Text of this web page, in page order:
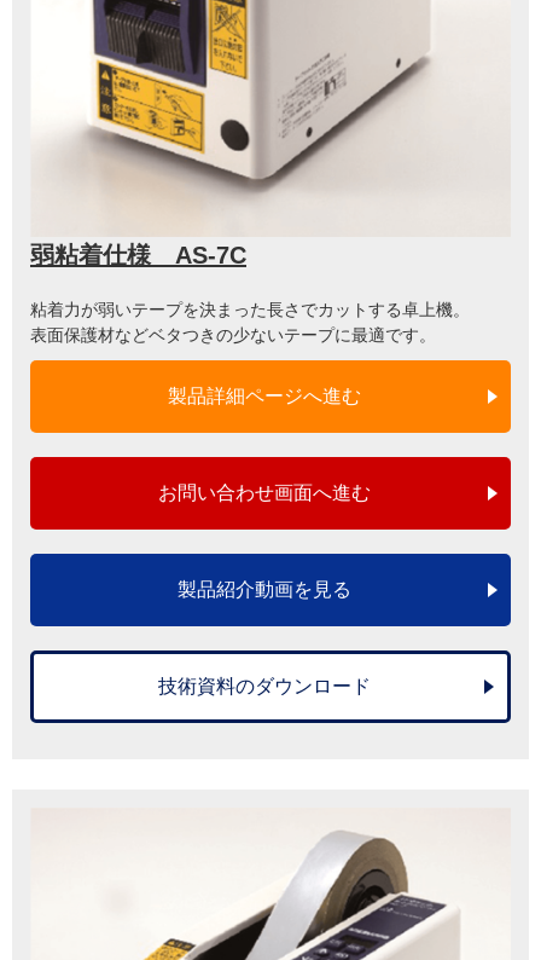
弱粘着仕様 AS-7C
粘着力が弱いテープを決まった長さでカットする卓上機。
表面保護材などベタつきの少ないテープに最適です。
製品詳細ページへ進む
お問い合わせ画面へ進む
製品紹介動画を見る
技術資料のダウンロード